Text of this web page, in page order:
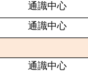
通識中心
通識中心
通識中心